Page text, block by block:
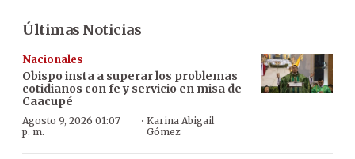
Últimas Noticias
Nacionales
Obispo insta a superar los problemas
cotidianos con fe y servicio en misa de
Caacupé
Agosto 9, 2026 01:07
p. m.
·Karina Abigail
Gómez